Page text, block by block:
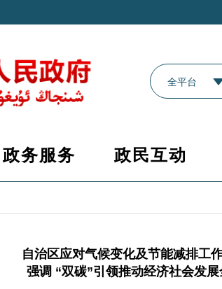
全平台
政务服务 政民互动
自治区应对气候变化及节能减排工
强调 “双碳”引领推动经济社会发